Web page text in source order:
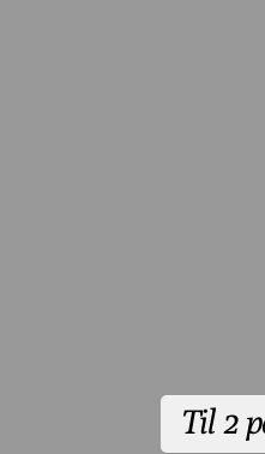
Til 2